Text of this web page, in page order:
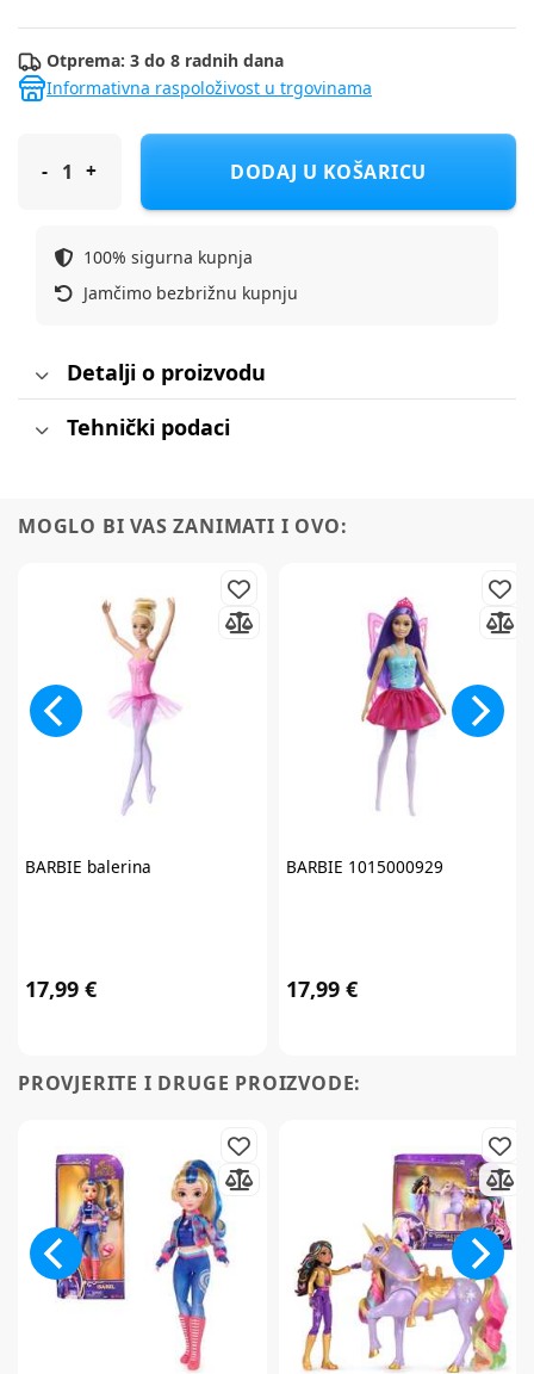
Otprema: 3 do 8 radnih dana
Informativna raspoloživost u trgovinama
UNICORN ACADEMY dugin jednorog s svjetlom Wildstar i
DODAJ U KOŠARICU
100% sigurna kupnja
Jamčimo bezbrižnu kupnju
Detalji o proizvodu
Tehnički podaci
MOGLO BI VAS ZANIMATI I OVO:
BARBIE balerina
17,99 €
BARBIE 1015000929
17,99 €
PROVJERITE I DRUGE PROIZVODE: